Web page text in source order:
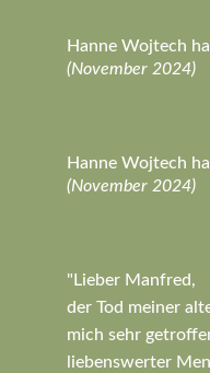
Hanne Wojtech
(November 2024)
Hanne Wojtech
(November 2024)
"Lieber Manfred,
der Tod meiner
mich sehr
liebenswerter